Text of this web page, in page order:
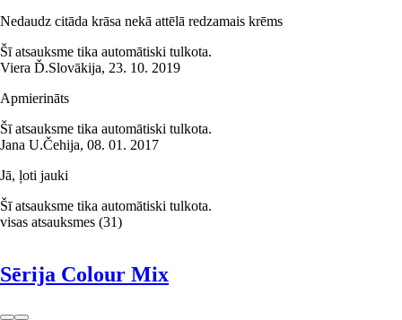
Nedaudz citāda krāsa nekā attēlā redzamais krēms
Šī atsauksme tika automātiski tulkota.
Viera Ď.Slovākija, 23. 10. 2019
Apmierināts
Šī atsauksme tika automātiski tulkota.
Jana U.Čehija, 08. 01. 2017
Jā, ļoti jauki
Šī atsauksme tika automātiski tulkota.
visas atsauksmes (31)
Sērija Colour Mix